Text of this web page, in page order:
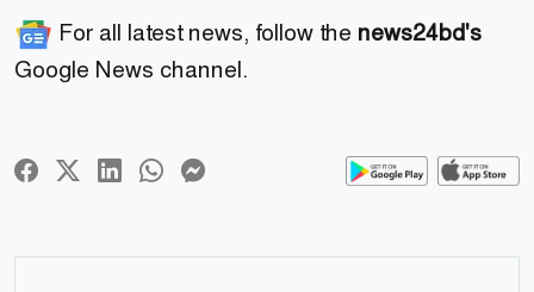
For all latest news, follow the news24bd's
Google News channel.